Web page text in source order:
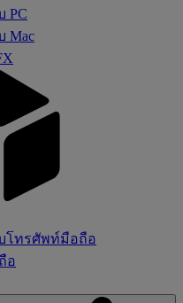
PC
Mac
โทรศัพท์มือถือ
อ